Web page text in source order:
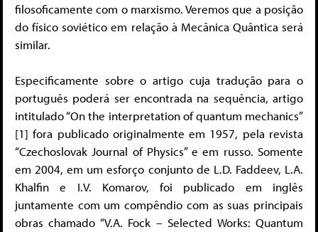
filosoficamente com o marxismo. Veremos que a posição
do físico soviético em relação à Mecânica Quântica será
similar.
Especificamente sobre o artigo cuja tradução para o
português poderá ser encontrada na sequência, artigo
intitulado “On the interpretation of quantum mechanics”
[1] fora publicado originalmente em 1957, pela revista
“Czechoslovak Journal of Physics” e em russo. Somente
em 2004, em um esforço conjunto de L.D. Faddeev, L.A.
Khalfin e I.V. Komarov, foi publicado em inglês
juntamente com um compêndio com as suas principais
obras chamado “V.A. Fock – Selected Works: Quantum